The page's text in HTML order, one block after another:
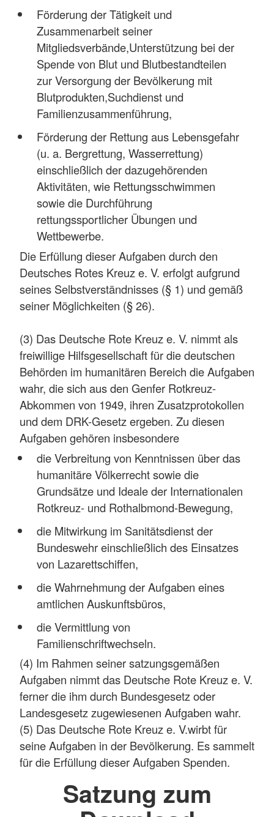
Förderung der Tätigkeit und
Zusammenarbeit seiner
Mitgliedsverbände,Unterstützung bei der
Spende von Blut und Blutbestandteilen
zur Versorgung der Bevölkerung mit
Blutprodukten,Suchdienst und
Familienzusammenführung,
Förderung der Rettung aus Lebensgefahr
(u. a. Bergrettung, Wasserrettung)
einschließlich der dazugehörenden
Aktivitäten, wie Rettungsschwimmen
sowie die Durchführung
rettungssportlicher Übungen und
Wettbewerbe.
Die Erfüllung dieser Aufgaben durch den
Deutsches Rotes Kreuz e. V. erfolgt aufgrund
seines Selbstverständnisses (§ 1) und gemäß
seiner Möglichkeiten (§ 26).
(3) Das Deutsche Rote Kreuz e. V. nimmt als
freiwillige Hilfsgesellschaft für die deutschen
Behörden im humanitären Bereich die Aufgaben
wahr, die sich aus den Genfer Rotkreuz-
Abkommen von 1949, ihren Zusatzprotokollen
und dem DRK-Gesetz ergeben. Zu diesen
Aufgaben gehören insbesondere
die Verbreitung von Kenntnissen über das
humanitäre Völkerrecht sowie die
Grundsätze und Ideale der Internationalen
Rotkreuz- und Rothalbmond-Bewegung,
die Mitwirkung im Sanitätsdienst der
Bundeswehr einschließlich des Einsatzes
von Lazarettschiffen,
die Wahrnehmung der Aufgaben eines
amtlichen Auskunftsbüros,
die Vermittlung von
Familienschriftwechseln.
(4) Im Rahmen seiner satzungsgemäßen
Aufgaben nimmt das Deutsche Rote Kreuz e. V.
ferner die ihm durch Bundesgesetz oder
Landesgesetz zugewiesenen Aufgaben wahr.
(5) Das Deutsche Rote Kreuz e. V.wirbt für
seine Aufgaben in der Bevölkerung. Es sammelt
für die Erfüllung dieser Aufgaben Spenden.
Satzung zum